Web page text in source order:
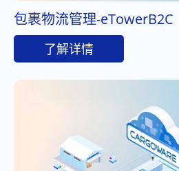
包裹物流管理-eTowerB2C
了解详情